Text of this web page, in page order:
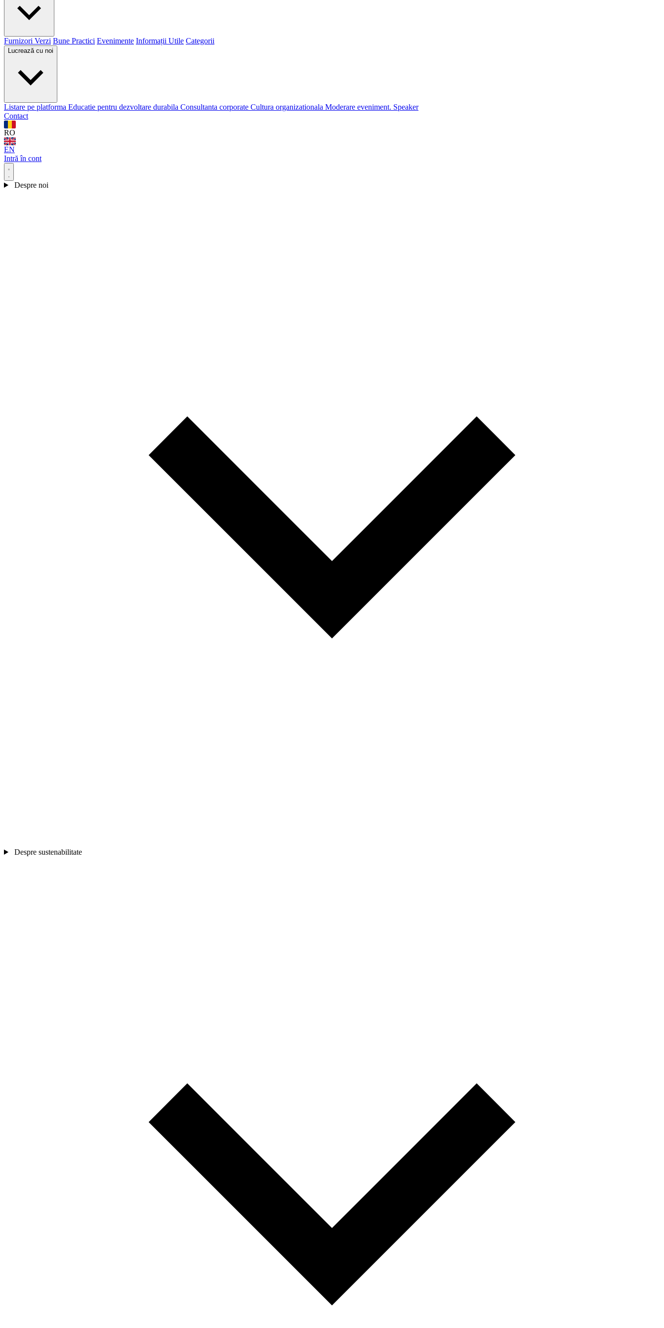
Furnizori Verzi Bune Practici Evenimente Informații Utile Categorii
Lucrează cu noi
Listare pe platforma Educatie pentru dezvoltare durabila Consultanta corporate Cultura organizationala Moderare eveniment. Speaker
Contact
RO
EN
Intră în cont
Despre noi
Despre sustenabilitate